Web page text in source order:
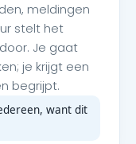
meldingen
stelt het
Je gaat
je krijgt een
begrijpt.
want dit